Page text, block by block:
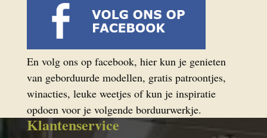
En volg ons op facebook, hier kun je genieten
van geborduurde modellen, gratis patroontjes,
winacties, leuke weetjes of kun je inspiratie
opdoen voor je volgende borduurwerkje.
Klantenservice